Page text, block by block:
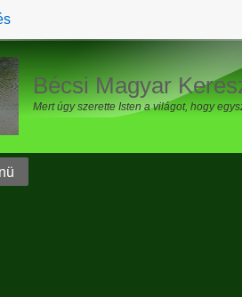
Bécsi Magyar
Mert úgy szerette Isten a világot, hogy